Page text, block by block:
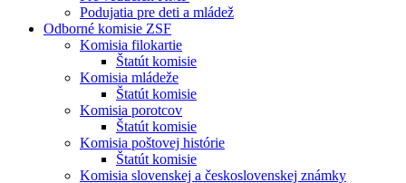
Podujatia pre deti a mládež
Odborné komisie ZSF
Komisia filokartie
Štatút komisie
Komisia mládeže
Štatút komisie
Komisia porotcov
Štatút komisie
Komisia poštovej histórie
Štatút komisie
Komisia slovenskej a československej známky